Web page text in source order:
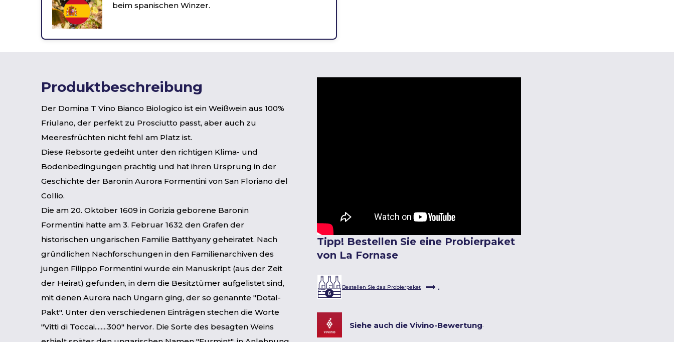
beim spanischen Winzer.
Produktbeschreibung
Der Domina T Vino Bianco Biologico ist ein Weißwein aus 100%
Friulano, der perfekt zu Prosciutto passt, aber auch zu
Meeresfrüchten nicht fehl am Platz ist.
Diese Rebsorte gedeiht unter den richtigen Klima- und
Bodenbedingungen prächtig und hat ihren Ursprung in der
Geschichte der Baronin Aurora Formentini von San Floriano del
Collio.
Die am 20. Oktober 1609 in Gorizia geborene Baronin
Formentini hatte am 3. Februar 1632 den Grafen der
historischen ungarischen Familie Batthyany geheiratet. Nach
gründlichen Nachforschungen in den Familienarchiven des
jungen Filippo Formentini wurde ein Manuskript (aus der Zeit
der Heirat) gefunden, in dem die Besitztümer aufgelistet sind,
mit denen Aurora nach Ungarn ging, der so genannte "Dotal-
Pakt". Unter den verschiedenen Einträgen stechen die Worte
"Vitti di Toccai........300" hervor. Die Sorte des besagten Weins
Tipp! Bestellen Sie eine Probierpaket
von La Fornase
Bestellen Sie das Probierpaket .
Siehe auch die Vivino-Bewertung